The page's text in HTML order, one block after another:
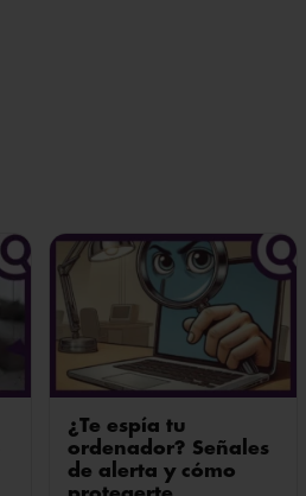
¿Te espía tu
ordenador? Señales
de alerta y cómo